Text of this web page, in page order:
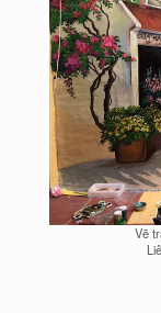
Vẽ